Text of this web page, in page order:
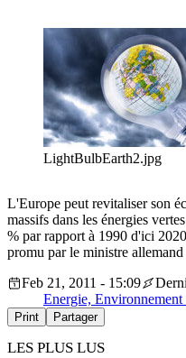
LightBulbEarth2.jpg
L'Europe peut revitaliser son
massifs dans les énergies
% par rapport à 1990 d'ici
promu par le ministre
Feb 21, 2011 - 15:09
Energie, Environnement
Print Partager
LES PLUS LUS